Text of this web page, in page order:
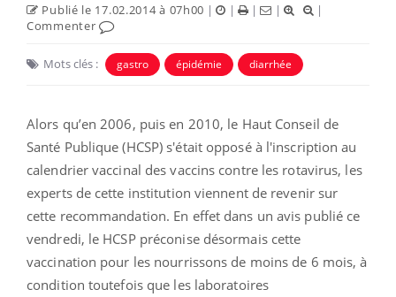
Publié le 17.02.2014 à 07h00 | | | |
|
Commenter
Mots clés : gastro épidémie diarrhée
Alors qu’en 2006, puis en 2010, le Haut Conseil de
Santé Publique (HCSP) s'était opposé à l'inscription au
calendrier vaccinal des vaccins contre les rotavirus, les
experts de cette institution viennent de revenir sur
cette recommandation. En effet dans un avis publié ce
vendredi, le HCSP préconise désormais cette
vaccination pour les nourrissons de moins de 6 mois, à
condition toutefois que les laboratoires